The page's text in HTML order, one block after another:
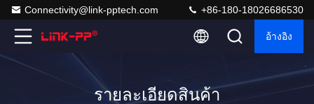
Connectivity@link-pptech.com +86-180-18026686530
อ้างอิง
รายละเอียดสินค้า